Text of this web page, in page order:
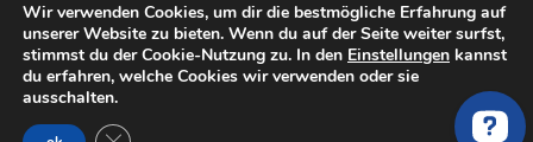
Wir verwenden Cookies, um dir die bestmögliche Erfahrung auf
unserer Website zu bieten. Wenn du auf der Seite weiter surfst,
stimmst du der Cookie-Nutzung zu. In den Einstellungen kannst
du erfahren, welche Cookies wir verwenden oder sie
ausschalten.
GDPR Cookie-Banner schließen